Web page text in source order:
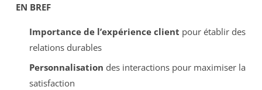
EN BREF
Importance de l’expérience client pour établir des
relations durables
Personnalisation des interactions pour maximiser la
satisfaction